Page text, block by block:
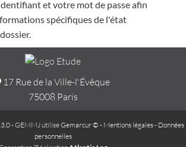
et votre mot de passe afin
spécifiques de l'état
17 Rue de la Ville-l'Évêque
75008 Paris
- GEMMJ utiliseGemarcur © - Mentions légales- Données
personnelles